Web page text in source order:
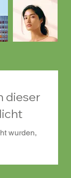
dieser
wurden,